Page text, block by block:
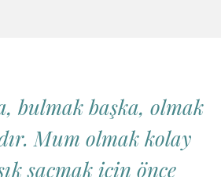
bulmak başka, olmak
Mum olmak kolay
saçmak için önce